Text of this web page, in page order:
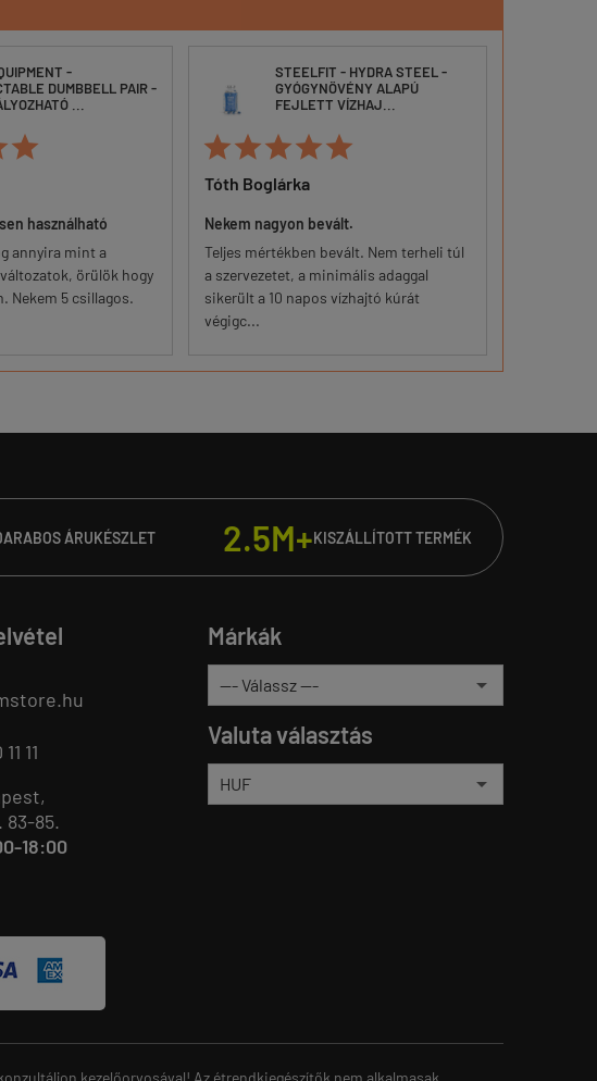
-
DUMBBELL PAIR -
...

használható
annyira mint a
örülök hogy
Nekem 5 csillagos.
STEELFIT - HYDRA STEEL -
GYÓGYNÖVÉNY ALAPÚ
FEJLETT VÍZHAJ...

Tóth Boglárka
Nekem nagyon bevált.
Teljes mértékben bevált. Nem terheli túl
a szervezetet, a minimális adaggal
sikerült a 10 napos vízhajtó kúrát
végigc...
ÁRUKÉSZLET 2.5M+KISZÁLLÍTOTT TERMÉK
11
83-85.
18:00
Márkák
Valuta választás
kezelőorvosával! Az étrendkiegészítők nem alkalmasak